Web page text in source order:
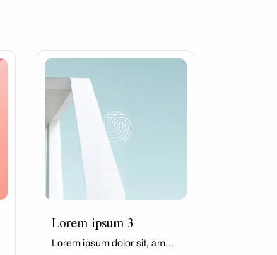
Lorem ipsum 3
Lorem ipsum dolor sit, am...